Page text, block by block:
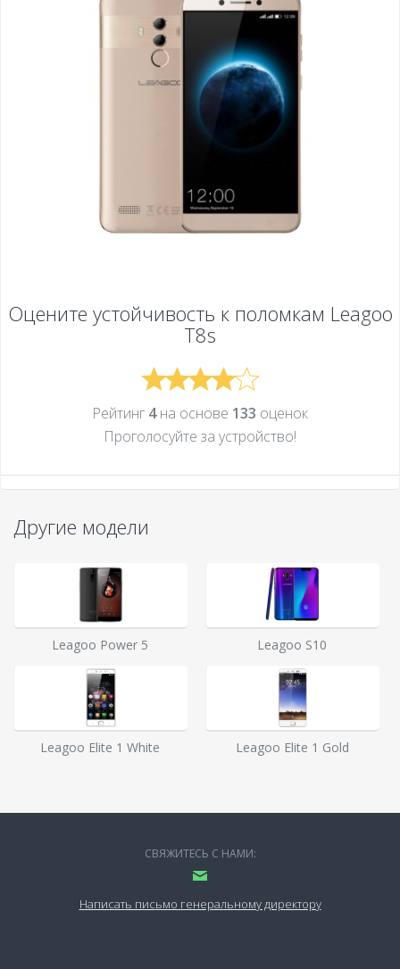
Оцените устойчивость к поломкам Leagoo
T8s
Рейтинг 4на основе 133 оценок
Проголосуйте за устройcтво!
Другие модели
Leagoo Power 5 Leagoo S10
Leagoo Elite 1 White Leagoo Elite 1 Gold
СВЯЖИТЕСЬ С НАМИ:
Написать письмо генеральному директору